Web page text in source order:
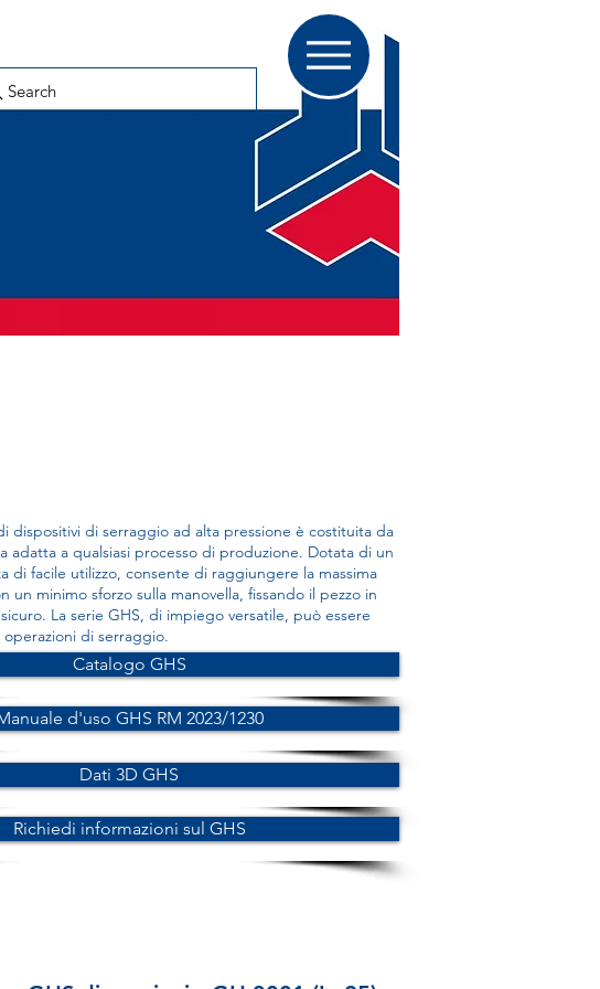
Search
dispositivi di serraggio ad alta pressione è costituita da
adatta a qualsiasi processo di produzione. Dotata di un
di facile utilizzo, consente di raggiungere la massima
un minimo sforzo sulla manovella, fissando il pezzo in
La serie GHS, di impiego versatile, può essere
di serraggio.
Catalogo GHS
d'uso GHS RM 2023/1230
Dati 3D GHS
Richiedi informazioni sul GHS